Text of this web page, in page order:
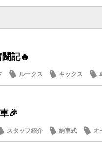
日
闘記🔥
ルークス キックス
🎉
スタッフ紹介 納車式 オ